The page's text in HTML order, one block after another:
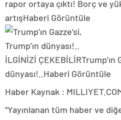
rapor ortaya çıktı! Borç ve
artışHaberi Görüntüle
İLGİNİZİ ÇEKEBİLİRTrump’ın
dünyası!.. Haberi Görüntüle
Haber Kaynak :
“Yayınlanan tüm haber ve